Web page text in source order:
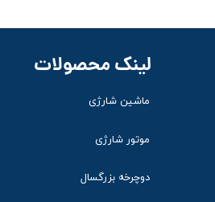
ماشین شارژی
موتور شارژی
دوچرخه بزرگسال
لینک محصولات